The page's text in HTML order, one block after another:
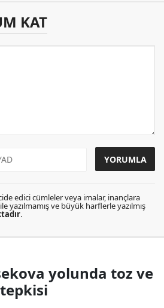
KAT
edici cümleler veya imalar, inançlara
yazılmamış ve büyük harflerle yazılmış
.
yolunda toz ve